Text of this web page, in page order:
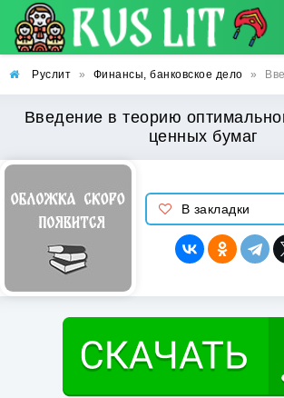
Руслит » Финансы, банковское дело »
Введение в теорию
ценных бумаг
В закладки